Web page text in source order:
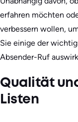
erfahren möchten
verbessern wollen,
Sie einige der
Absender-Ruf
Qualität
Listen